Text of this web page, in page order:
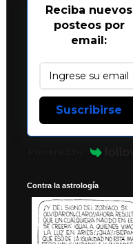
Reciba nuevos
posteos por
email:
Suscribirse
Contra la astrología